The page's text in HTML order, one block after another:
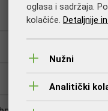
oglasa i sadržaja.
kolačiće. Detaljnije
Nužni
Analitički